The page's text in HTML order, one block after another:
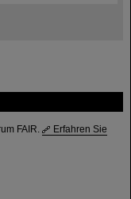
FAIR.
Erfahren Sie